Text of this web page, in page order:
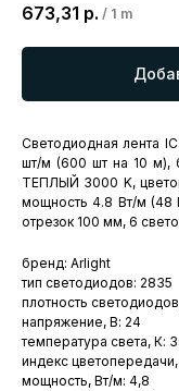
673,31 р. / 1 m
Светодиодная лента
шт/м (600 шт на 10 м),
ТЕПЛЫЙ 3000 K,
мощность 4.8 Вт/м (48
отрезок 100 мм, 6
бренд: Arlight
тип светодиодов: 2835
плотность
напряжение, В: 24
температура света, К:
индекс
мощность, Вт/м: 4,8